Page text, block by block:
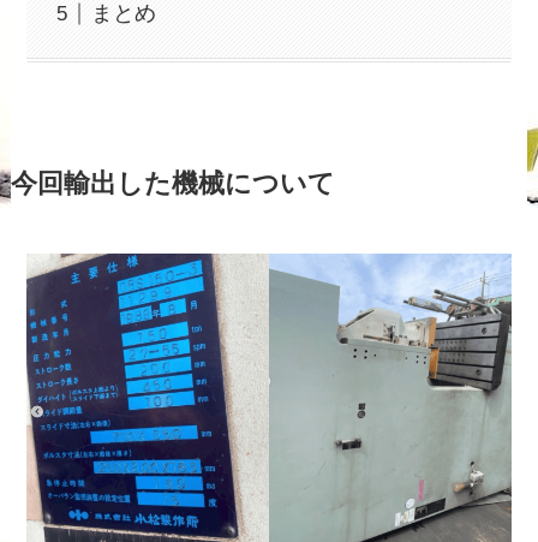
まとめ
今回輸出した機械について